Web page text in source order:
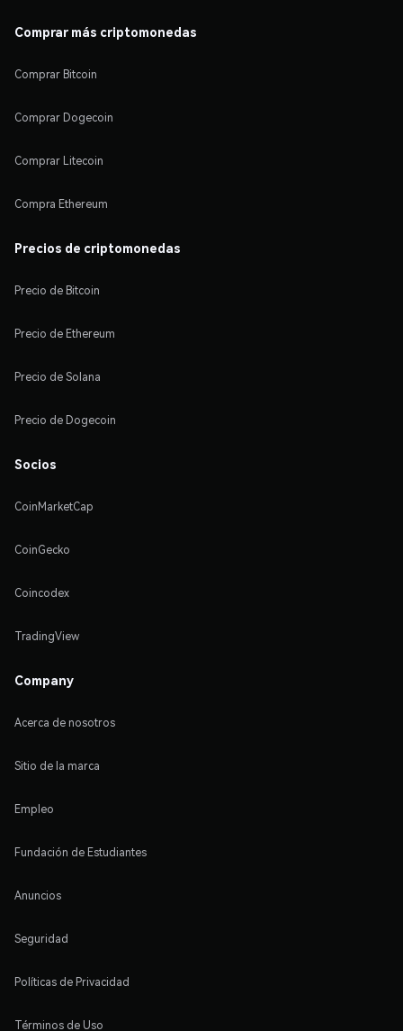
Comprar más criptomonedas
Comprar Bitcoin
Comprar Dogecoin
Comprar Litecoin
Compra Ethereum
Precios de criptomonedas
Precio de Bitcoin
Precio de Ethereum
Precio de Solana
Precio de Dogecoin
Socios
CoinMarketCap
CoinGecko
Coincodex
TradingView
Company
Acerca de nosotros
Sitio de la marca
Empleo
Fundación de Estudiantes
Anuncios
Seguridad
Políticas de Privacidad
Términos de Uso